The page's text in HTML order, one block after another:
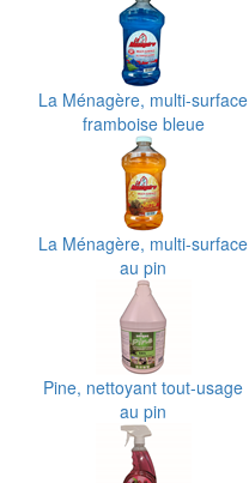
La Ménagère, multi-surface
framboise bleue
La Ménagère, multi-surface
au pin
Pine, nettoyant tout-usage
au pin